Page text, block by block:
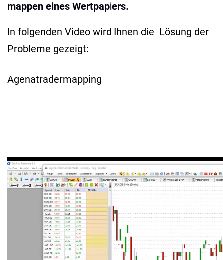
mappen eines Wertpapiers.
In folgenden Video wird Ihnen die Lösung der
Probleme gezeigt:
Agenatradermapping